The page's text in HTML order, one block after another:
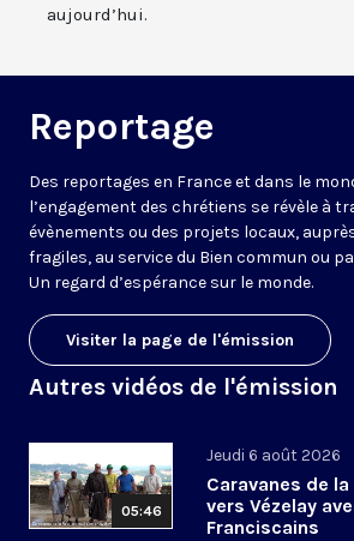
aujourd’hui.
Reportage
Des reportages en France et dans le
l’engagement des chrétiens se révèle à
évènements ou des projets locaux,
fragiles, au service du Bien commun ou
Un regard d’espérance sur le monde.
Visiter la page de l'émission
Autres vidéos de l'émission
05:46
Jeudi 6 août 2026
Caravanes de
vers Vézelay
Franciscains